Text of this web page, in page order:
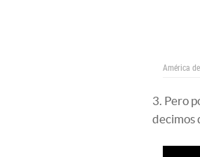
América
3. Pero
decimos